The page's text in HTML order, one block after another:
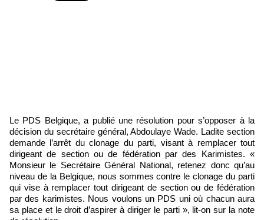
Le PDS Belgique, a publié une résolution pour s’opposer à la
décision du secrétaire général, Abdoulaye Wade. Ladite section
demande l’arrêt du clonage du parti, visant à remplacer tout
dirigeant de section ou de fédération par des Karimistes. «
Monsieur le Secrétaire Général National, retenez donc qu’au
niveau de la Belgique, nous sommes contre le clonage du parti
qui vise à remplacer tout dirigeant de section ou de fédération
par des karimistes. Nous voulons un PDS uni où chacun aura
sa place et le droit d’aspirer à diriger le parti », lit-on sur la note